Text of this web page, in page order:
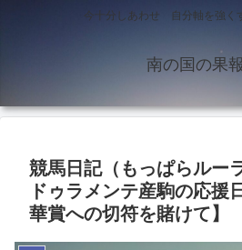
今十分しあわせ 自分軸を強く
南の国の果
競馬日記（もっぱらルー
ドゥラメンテ産駒の応
華賞への切符を賭けて】